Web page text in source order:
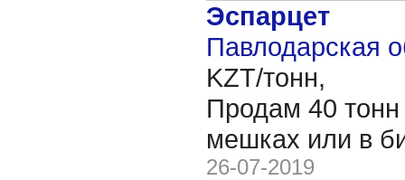
Эспарцет
Павлодарская
KZT/тонн,
Продам 40
мешках или в
26-07-2019